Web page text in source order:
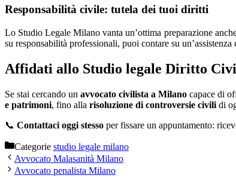
Responsabilità civile: tutela dei tuoi diritti
Lo Studio Legale Milano vanta un’ottima preparazione
su responsabilità professionali, puoi contare su
Affidati allo Studio legale Diritto
Se stai cercando unavvocato civilista a Milano capace di
e patrimoni, fino alla risoluzione di controversie civili di
📞 Contattaci oggi stesso per fissare un appuntamento:
Categorie studio legale milano
Avvocato Malasanità Milano
Avvocato penalista Milano